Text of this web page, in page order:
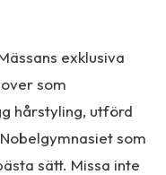
exklusiva
som
hårstyling, utförd
som
sätt. Missa inte